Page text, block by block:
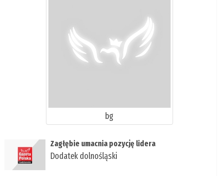
bg
Zagłębie umacnia pozycję lidera
Dodatek dolnośląski